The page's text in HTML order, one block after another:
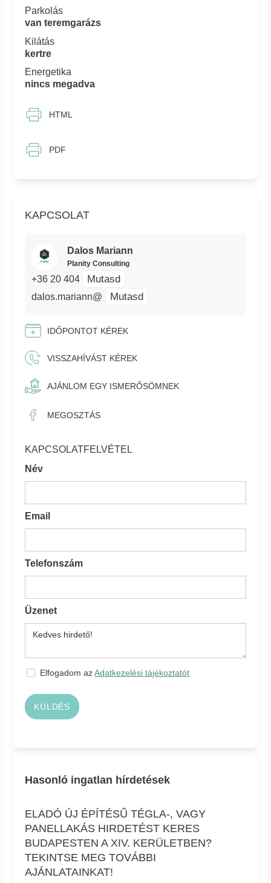
KAPCSOLAT
Dalos Mariann
Planity Consulting
+36 20 404 Mutasd
dalos.mariann@ Mutasd
IDŐPONTOT KÉREK
VISSZAHÍVÁST KÉREK
AJÁNLOM EGY ISMERŐSÖMNEK
MEGOSZTÁS
KAPCSOLATFELVÉTEL
Név
Email
Telefonszám
Üzenet
Elfogadom azAdatkezelési tájékoztatót
KÜLDÉS
Parkolás
van teremgarázs
Kilátás
kertre
Energetika
nincs megadva
HTML
PDF
Hasonló ingatlan hírdetések
ELADÓ ÚJ ÉPÍTÉSŰ TÉGLA-, VAGY
PANELLAKÁS HIRDETÉST KERES
BUDAPESTEN A XIV. KERÜLETBEN?
TEKINTSE MEG TOVÁBBI
AJÁNLATAINKAT!